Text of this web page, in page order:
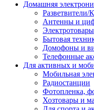
Домашняя
Разветвители/
Антенны и
Электротовары
Бытовая
Домофоны и
Телефонные
Для активных и
Мобильная
Радиостанции
Фотопленка,
Хозтовары и